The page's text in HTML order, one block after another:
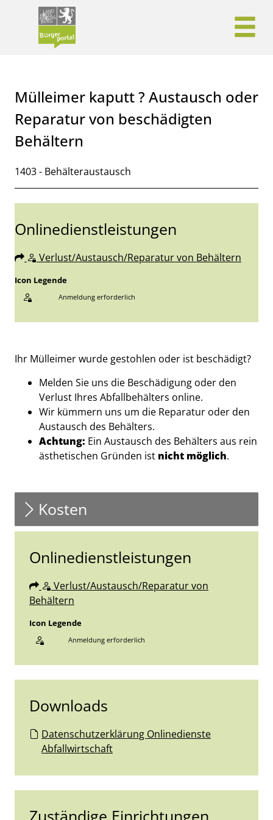
Zum Hauptinhalt springen
Zum Header
Zum Hauptinhalt
Zum Footer
Mülleimer kaputt ? Austausch oder
Reparatur von beschädigten
Behältern
Kurzbeschreibung
1403 - Behälteraustausch
Onlinedienstleistungen
Verlust/Austausch/Reparatur von Behältern
Icon Legende
Anmeldung erforderlich
Ihr Mülleimer wurde gestohlen oder ist beschädigt?
Melden Sie uns die Beschädigung oder den
Verlust Ihres Abfallbehälters online.
Wir kümmern uns um die Reparatur oder den
Austausch des Behälters.
Achtung: Ein Austausch des Behälters aus rein
ästhetischen Gründen ist nicht möglich.
Kosten
Onlinedienstleistungen
Sprung zur Icon Legende.
Verlust/Austausch/Reparatur von
Behältern
Icon Legende
Anmeldung erforderlich
Downloads
Datenschutzerklärung Onlinedienste
Abfallwirtschaft
Zuständige Einrichtungen